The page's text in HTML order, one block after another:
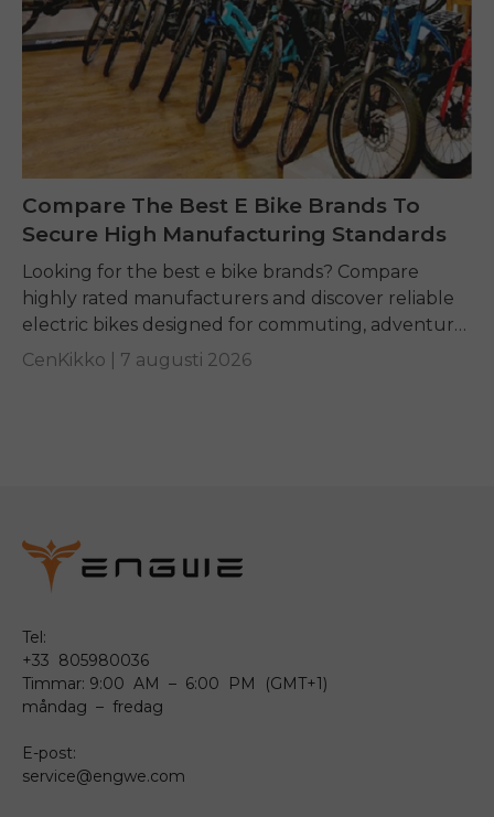
Compare The Best E Bike Brands To
Secure High Manufacturing Standards
Looking for the best e bike brands? Compare
highly rated manufacturers and discover reliable
electric bikes designed for commuting, adventure,
and everyday riding.
CenKikko | 7 augusti 2026
Tel:
+33 805980036
Timmar: 9:00 AM – 6:00 PM (GMT+1)
måndag – fredag
E-post:
service@engwe.com